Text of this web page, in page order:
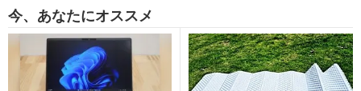
今、あなたにオススメ